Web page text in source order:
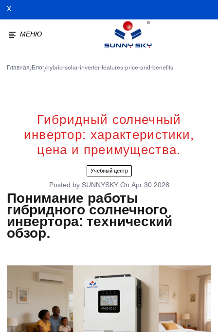
X
МЕНЮ
Главная/Блог/hybrid-solar-inverter-features-price-and-benefits
Гибридный солнечный
инвертор: характеристики,
цена и преимущества.
Учебный центр
Posted by SUNNYSKYOn Apr 30 2026
Понимание работы
гибридного солнечного
инвертора: технический
обзор.